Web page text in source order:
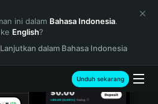
ini dalam Bahasa Indonesia.
English?
Lanjutkan dalam Bahasa Indonesia
Unduh sekarang